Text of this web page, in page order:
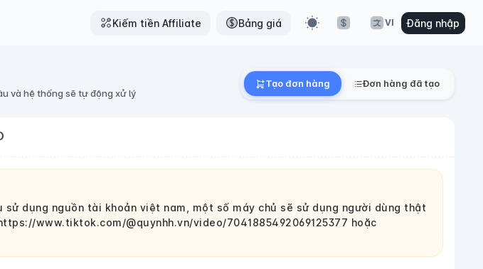
Kiếm tiền Affiliate Bảng giá VI Đăng nhập
và hệ thống sẽ tự động xử lý
Tạo đơn hàng Đơn hàng đã tạo
sử dụng nguồn tài khoản việt nam, một số máy chủ sẽ sử dụng người dùng thật
www.tiktok.com/@quynhh.vn/video/7041885492069125377 hoặc